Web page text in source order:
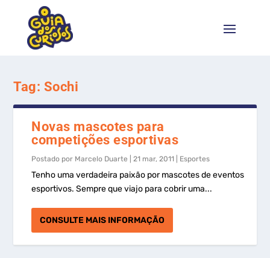
Tag: Sochi
Novas mascotes para
competições esportivas
Postado por Marcelo Duarte |21 mar, 2011 Esportes
Tenho uma verdadeira paixão por mascotes de eventos
esportivos. Sempre que viajo para cobrir uma...
CONSULTE MAIS INFORMAÇÃO